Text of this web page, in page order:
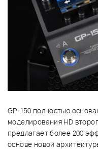
GP-150 полностью
моделирования HD
предлагает более 200
основе новой